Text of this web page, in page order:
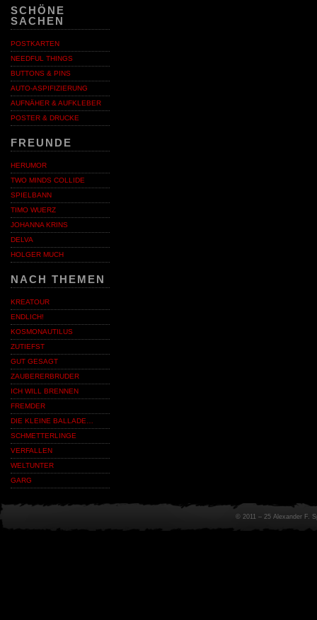
SCHÖNE
SACHEN
POSTKARTEN
NEEDFUL THINGS
BUTTONS & PINS
AUTO-ASPIFIZIERUNG
AUFNÄHER & AUFKLEBER
POSTER & DRUCKE
FREUNDE
HERUMOR
TWO MINDS COLLIDE
SPIELBANN
TIMO WUERZ
JOHANNA KRINS
DELVA
HOLGER MUCH
NACH THEMEN
KREATOUR
ENDLICH!
KOSMONAUTILUS
ZUTIEFST
GUT GESAGT
ZAUBERERBRUDER
ICH WILL BRENNEN
FREMDER
DIE KLEINE BALLADE…
SCHMETTERLINGE
VERFALLEN
WELTUNTER
GARG
© 2011 – 25 Alexander F.